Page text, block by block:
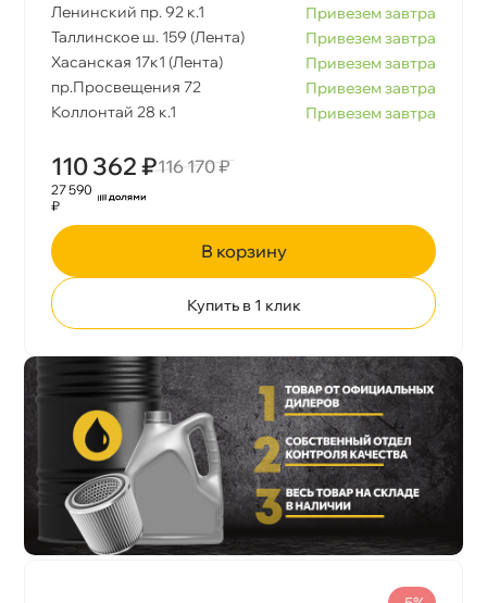
Ленинский пр. 92 к.1
Привезем завтра
Таллинское ш. 159 (Лента)
Привезем завтра
Хасанская 17к1 (Лента)
Привезем завтра
пр.Просвещения 72
Привезем завтра
Коллонтай 28 к.1
Привезем завтра
110 362 ₽116 170 ₽
27 590
₽
корзину
Купить в 1 клик